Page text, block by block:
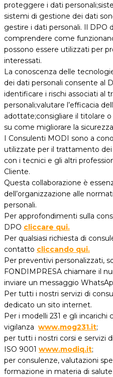
proteggere i dati
sistemi di gestione dei dati
gestire i dati personali. Il DPO
comprendere come
possono essere utilizzati per
interessati.
La conoscenza delle
dei dati personali consente al
identificare i rischi associati al
personali;valutare l’efficacia
adottate;consigliare il titolare
su come migliorare la
I Consulenti MODI sono a
utilizzate per il trattamento dei
con i tecnici e gli altri
Cliente.
Questa collaborazione è
dell’organizzazione alle
personali.
Per approfondimenti sulla
DPO cliccare qui.
Per qualsiasi richiesta di
contatto cliccando qui.
Per preventivi personalizzati,
FONDIMPRESA chiamare il
inviare un messaggio
Per tutti i nostri servizi di
dedicato un sito internet.
Per i modelli 231 e gli incarichi
vigilanza www.mog231.it;
per tutti i nostri corsi e servizi
ISO 9001 www.modiq.it;
per consulenze, valutazioni
formazione in materia di